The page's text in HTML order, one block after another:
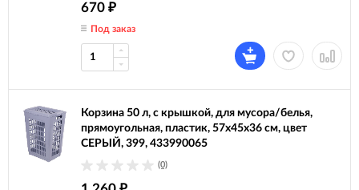
670 ₽
Под заказ
Корзина 50 л, с крышкой, для мусора/белья,
прямоугольная, пластик, 57х45х36 см, цвет
СЕРЫЙ, 399, 433990065
(0)